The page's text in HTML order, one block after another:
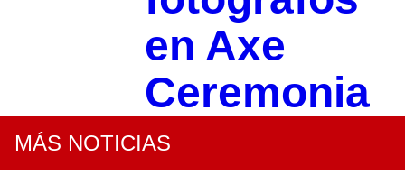
en Axe
Ceremonia
MÁS NOTICIAS